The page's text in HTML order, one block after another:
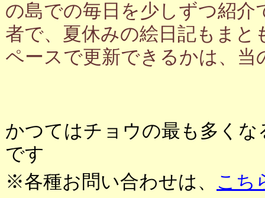
の島での毎日を少しずつ紹
者で、夏休みの絵日記もま
ペースで更新できるかは、
かつてはチョウの最も多く
です
※各種お問い合わせは、 こち